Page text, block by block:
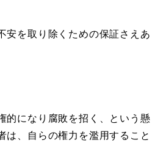
を取り除くための保証さえあ
的になり腐敗を招く、という懸
は、自らの権力を濫用すること